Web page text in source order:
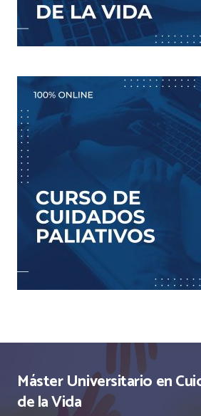
Máster Universitario en
de la Vida